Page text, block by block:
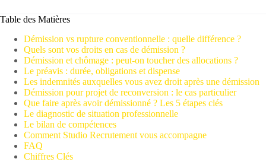
Table des Matières
Démission vs rupture conventionnelle : quelle différence ?
Quels sont vos droits en cas de démission ?
Démission et chômage : peut-on toucher des allocations ?
Le préavis : durée, obligations et dispense
Les indemnités auxquelles vous avez droit après une démission
Démission pour projet de reconversion : le cas particulier
Que faire après avoir démissionné ? Les 5 étapes clés
Le diagnostic de situation professionnelle
Le bilan de compétences
Comment Studio Recrutement vous accompagne
FAQ
Chiffres Clés